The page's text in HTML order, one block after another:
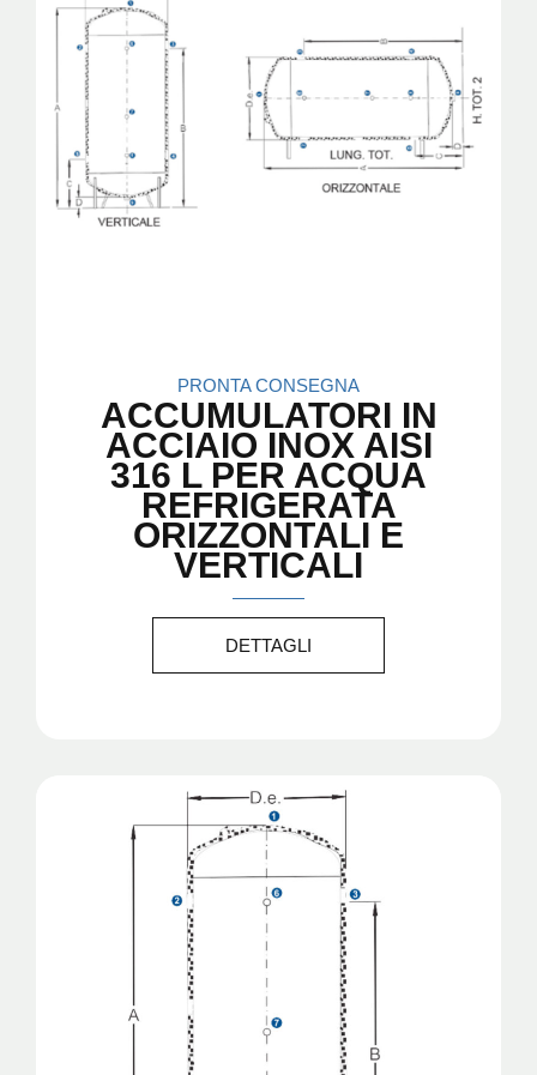
PRONTA CONSEGNA
ACCUMULATORI IN
ACCIAIO INOX AISI
316 L PER ACQUA
REFRIGERATA
ORIZZONTALI E
VERTICALI
DETTAGLI